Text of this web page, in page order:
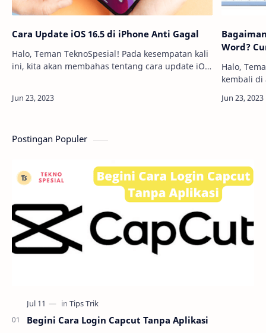
Cara Update iOS 16.5 di iPhone Anti Gagal
Halo, Teman TeknoSpesial! Pada kesempatan kali
ini, kita akan membahas tentang cara update iOS
Word?
Halo,
kembali di
di Word.
Postingan Populer
Begini Cara Login Capcut Tanpa Aplikasi